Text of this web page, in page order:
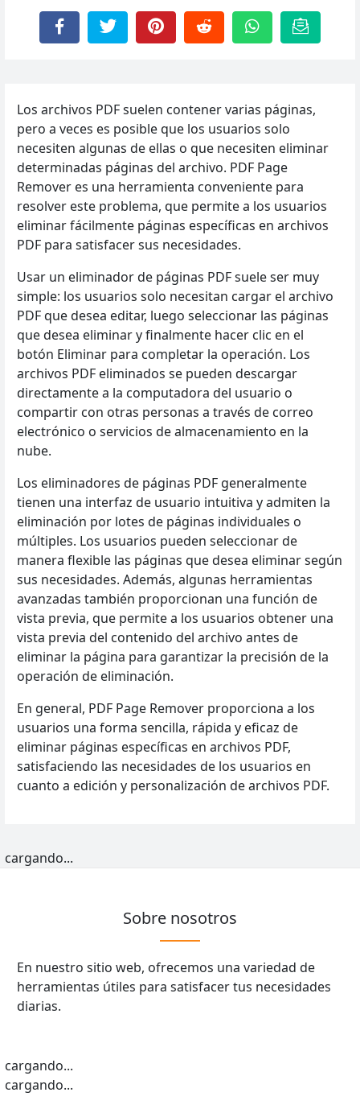
Los archivos PDF suelen contener varias páginas,
pero a veces es posible que los usuarios solo
necesiten algunas de ellas o que necesiten eliminar
determinadas páginas del archivo. PDF Page
Remover es una herramienta conveniente para
resolver este problema, que permite a los usuarios
eliminar fácilmente páginas específicas en archivos
PDF para satisfacer sus necesidades.
Usar un eliminador de páginas PDF suele ser muy
simple: los usuarios solo necesitan cargar el archivo
PDF que desea editar, luego seleccionar las páginas
que desea eliminar y finalmente hacer clic en el
botón Eliminar para completar la operación. Los
archivos PDF eliminados se pueden descargar
directamente a la computadora del usuario o
compartir con otras personas a través de correo
electrónico o servicios de almacenamiento en la
nube.
Los eliminadores de páginas PDF generalmente
tienen una interfaz de usuario intuitiva y admiten la
eliminación por lotes de páginas individuales o
múltiples. Los usuarios pueden seleccionar de
manera flexible las páginas que desea eliminar según
sus necesidades. Además, algunas herramientas
avanzadas también proporcionan una función de
vista previa, que permite a los usuarios obtener una
vista previa del contenido del archivo antes de
eliminar la página para garantizar la precisión de la
operación de eliminación.
En general, PDF Page Remover proporciona a los
usuarios una forma sencilla, rápida y eficaz de
eliminar páginas específicas en archivos PDF,
satisfaciendo las necesidades de los usuarios en
cuanto a edición y personalización de archivos PDF.
cargando...
Sobre nosotros
En nuestro sitio web, ofrecemos una variedad de
herramientas útiles para satisfacer tus necesidades
diarias.
cargando...
cargando...